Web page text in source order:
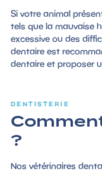
Si votre animal
tels que la mauvaise
excessive ou des
dentaire est
dentaire et proposer
DENTISTERIE
?
Nos vétérinaires